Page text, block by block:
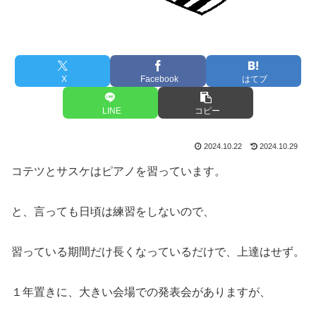
X Facebook はてブ
LINE コピー
2024.10.22 2024.10.29
コテツとサスケはピアノを習っています。
と、言っても日頃は練習をしないので、
習っている期間だけ長くなっているだけで、上達はせず。
１年置きに、大きい会場での発表会がありますが、